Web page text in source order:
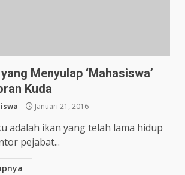
Menyulap ‘Mahasiswa’
Kuda
Januari 21, 2016
adalah ikan yang telah lama hidup
pejabat...